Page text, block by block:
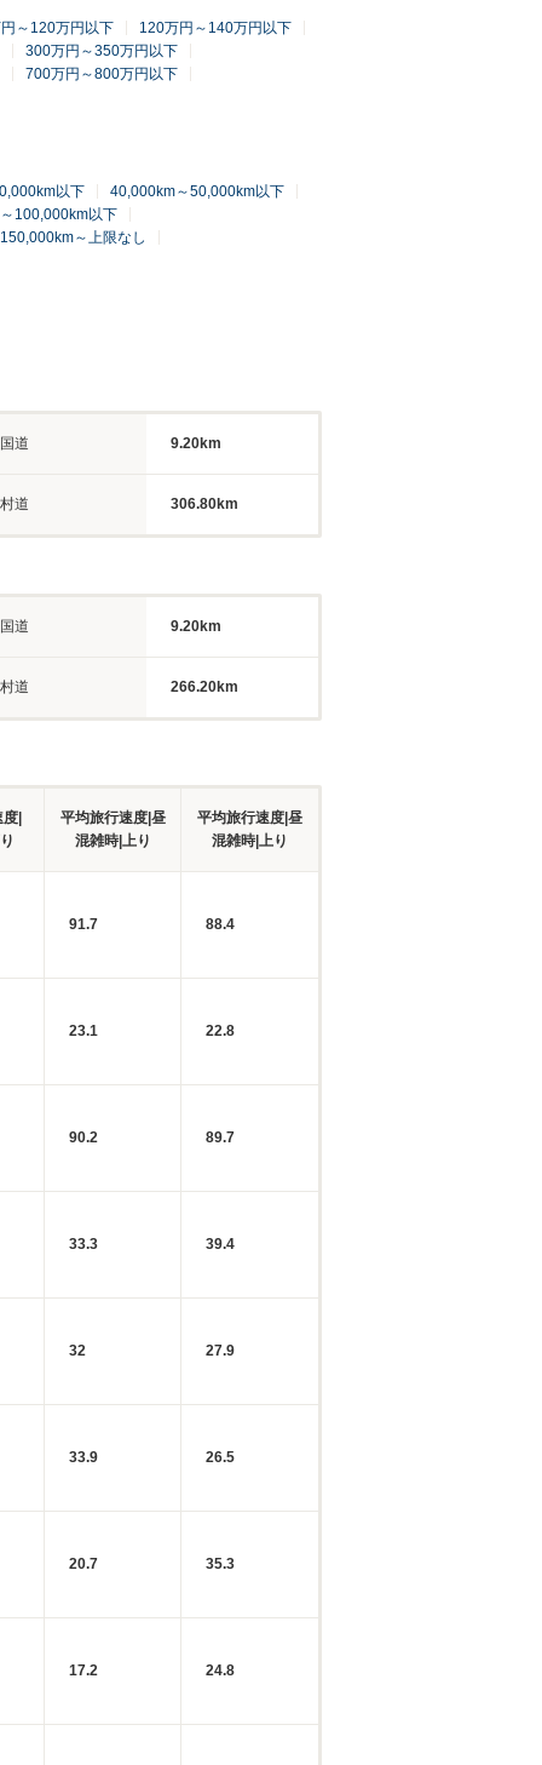
～120万円以下
120万円～140万円以下
300万円～350万円以下
700万円～800万円以下
以下
40,000km～50,000km以下
100,000km以下
150,000km～上限なし
道 9.20km
道 306.80km
道 9.20km
道 266.20km
|
平均旅行速度|昼
混雑時|上り
平均旅行速度|昼
混雑時|上り
91.7 88.4
23.1 22.8
90.2 89.7
33.3 39.4
32 27.9
33.9 26.5
20.7 35.3
17.2 24.8